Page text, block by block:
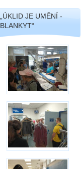
„ÚKLID JE UMĚNÍ -
BLANKYT“